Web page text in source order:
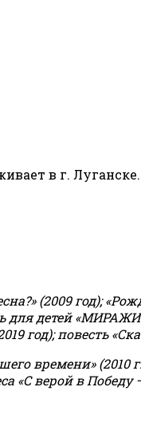
в г. Луганске.
(2009 год);
для детей
год); повесть
времени» (2010
«С верой в Победу